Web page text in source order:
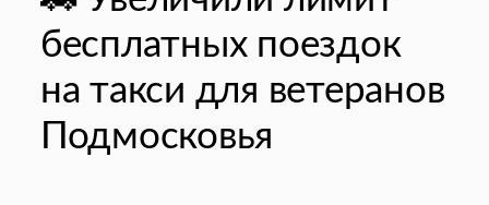
бесплатных поездок
на такси для ветеранов
Подмосковья